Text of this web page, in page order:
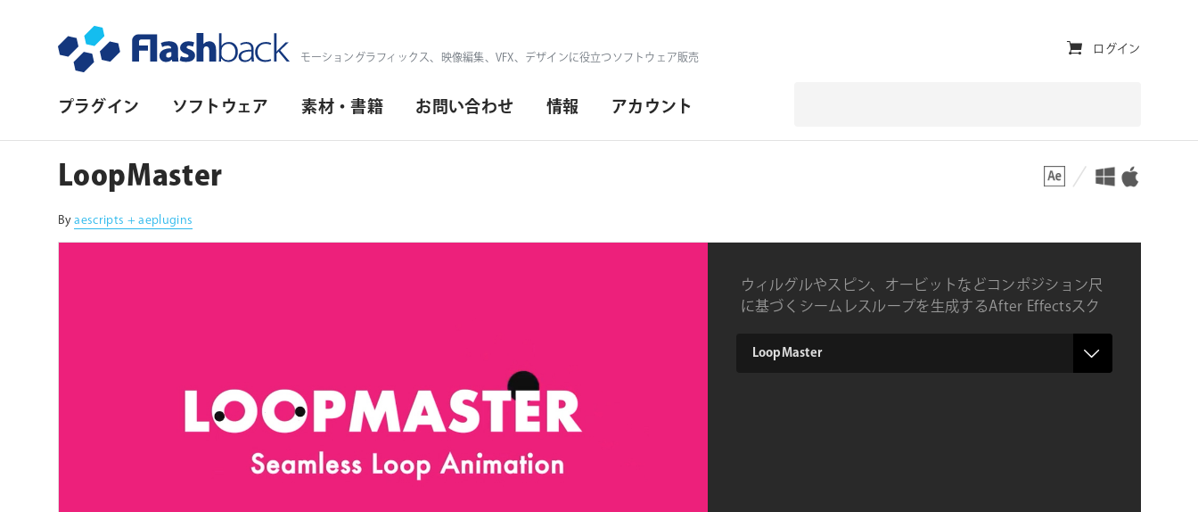
モーショングラフィックス、映像編集、VFX、デザインに役立つソフトウェア販売
プ
イ
マ
リ・
プラグイン ソフトウェア 素材・書籍 お問い合わせ 情報 アカウント
ユ
ィ
リ
ィ・
ナ
ビ
ゲ
ー
ログイン
LoopMaster 対応プラットフォーム 対応OS
Byaescripts + aeplugins
ウィルグルやスピン、オービットなどコンポジション尺
に基づくシームレスループを生成するAfter Effectsスク
type